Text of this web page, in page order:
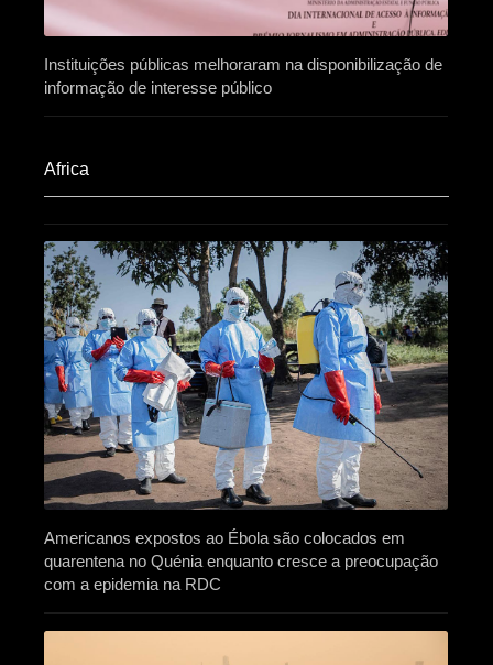
Instituições públicas melhoraram na disponibilização de
informação de interesse público
Africa​
Americanos expostos ao Ébola são colocados em
quarentena no Quénia enquanto cresce a preocupação
com a epidemia na RDC